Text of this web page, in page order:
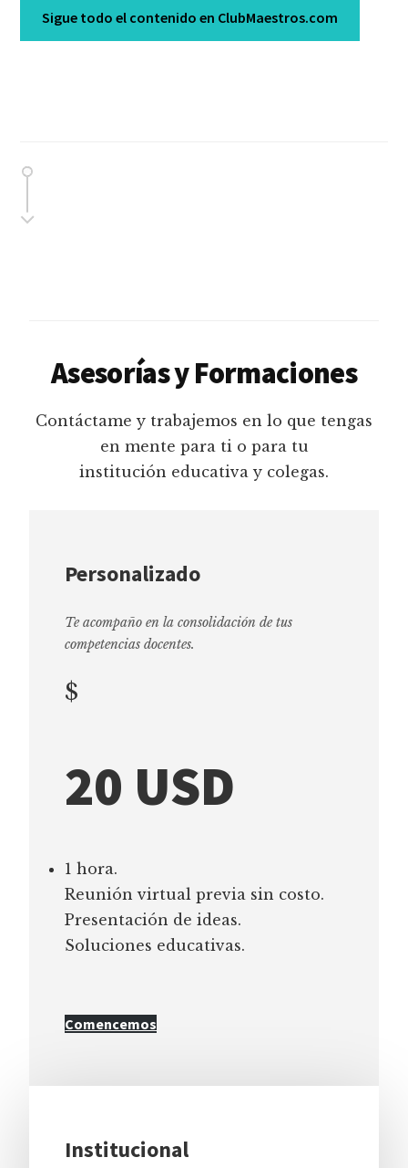
Sigue todo el contenido en ClubMaestros.com
Asesorías y Formaciones
Contáctame y trabajemos en lo que tengas
en mente para ti o para tu
institución educativa y colegas.
Personalizado
Te acompaño en la consolidación de tus
competencias docentes.
$
20 USD
1 hora.
Reunión virtual previa sin costo.
Presentación de ideas.
Soluciones educativas.
Comencemos
Institucional